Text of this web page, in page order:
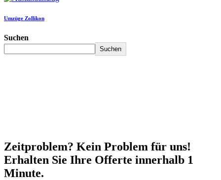
Umzüge Zollikon
Suchen
Suchen
Zeitproblem? Kein Problem für uns!
Erhalten Sie Ihre Offerte innerhalb 1
Minute.